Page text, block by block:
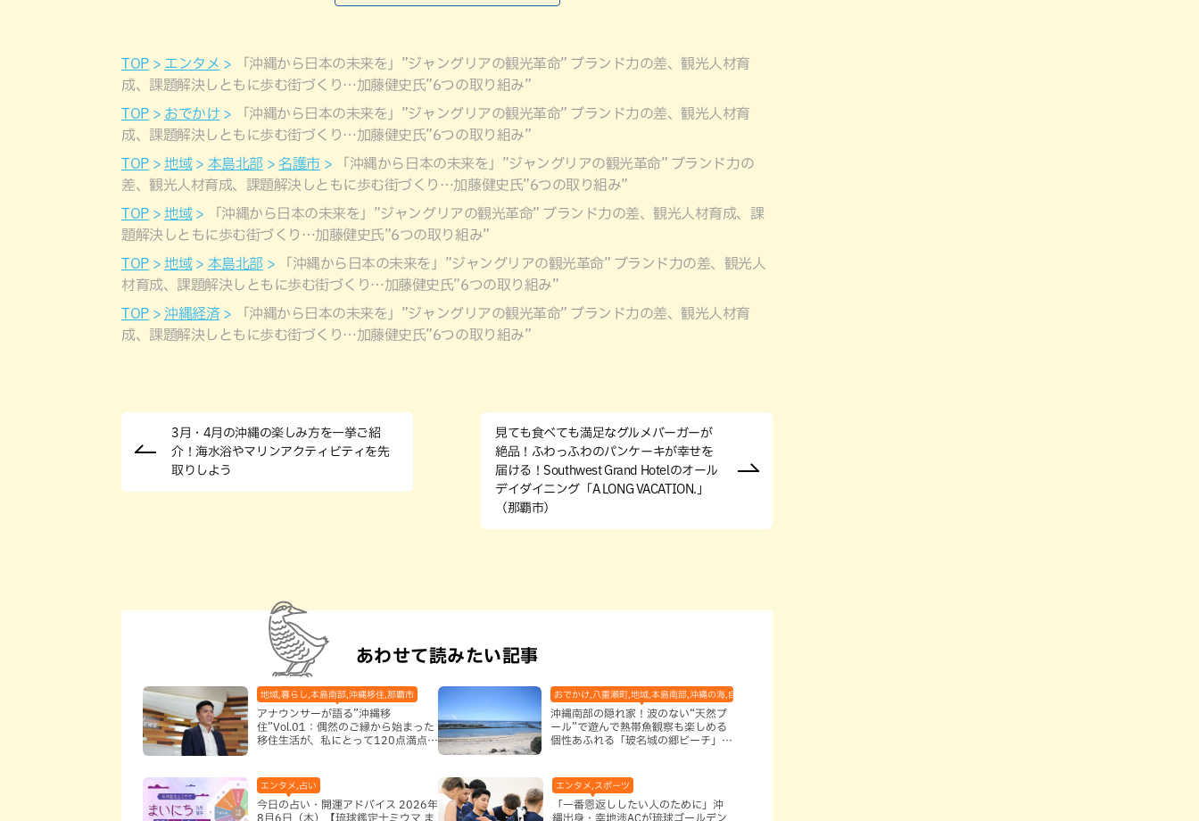
TOP エンタメ
「沖縄から日本の未来を」”ジャングリアの観光革命” ブランド力の差、観光人材育
成、課題解決しともに歩む街づくり…加藤健史氏”6つの取り組み”
TOP
おでかけ
「沖縄から日本の未来を」”ジャングリアの観光革命” ブランド力の差、観光人材育
成、課題解決しともに歩む街づくり…加藤健史氏”6つの取り組み”
TOP
地域 本島北部 名護市
「沖縄から日本の未来を」”ジャングリアの観光革命” ブランド力の
差、観光人材育成、課題解決しともに歩む街づくり…加藤健史氏”6つの取り組み”
TOP
地域
「沖縄から日本の未来を」”ジャングリアの観光革命” ブランド力の差、観光人材育成、課
題解決しともに歩む街づくり…加藤健史氏”6つの取り組み”
TOP
地域 本島北部
「沖縄から日本の未来を」”ジャングリアの観光革命” ブランド力の差、観光人
材育成、課題解決しともに歩む街づくり…加藤健史氏”6つの取り組み”
TOP
沖縄経済
「沖縄から日本の未来を」”ジャングリアの観光革命” ブランド力の差、観光人材育
成、課題解決しともに歩む街づくり…加藤健史氏”6つの取り組み”
3月・4月の沖縄の楽しみ方を一挙ご紹
介！海水浴やマリンアクティビティを先
取りしよう
見ても食べても満足なグルメバーガーが
絶品！ふわっふわのパンケーキが幸せを
届ける！Southwest Grand Hotelのオール
デイダイニング「A LONG VACATION.」
（那覇市）
あわせて読みたい記事
地域,暮らし,本島南部,沖縄移住,那覇市
アナウンサーが語る”沖縄移
住”Vol.01：偶然のご縁から始まった
移住生活が、私にとって120点満点に
おでかけ,八重瀬町,地域,本島南部,沖縄の海,自然
沖縄南部の隠れ家！波のない“天然プ
ール”で遊んで熱帯魚観察も楽しめる
個性あふれる「玻名城の郷ビーチ」
エンタメ,占い
今日の占い・開運アドバイス 2026年
8月6日（木）【琉球鑑定士ミウマ ま
エンタメ,スポーツ
「一番恩返ししたい人のために」沖
縄出身・幸地渉ACが琉球ゴールデン